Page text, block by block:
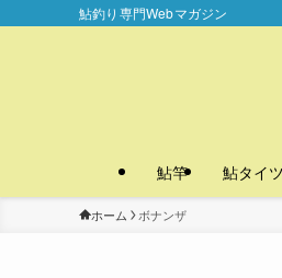
鮎釣り専門Webマガジン
鮎竿 鮎タイ
ホーム ボナンザ